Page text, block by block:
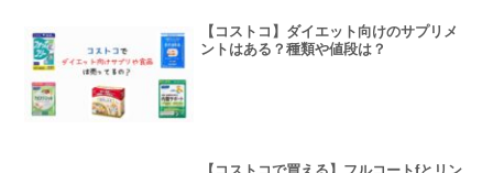
【コストコ】ダイエット向けのサプリメ
ントはある？種類や値段は？